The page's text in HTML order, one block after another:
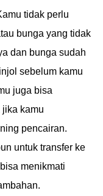
tidak perlu
bunga yang tidak
dan bunga sudah
sebelum kamu
juga bisa
jika kamu
pencairan.
untuk transfer ke
menikmati